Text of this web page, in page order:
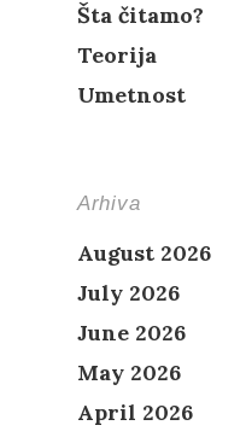
Šta čitamo?
Teorija
Umetnost
Arhiva
August 2026
July 2026
June 2026
May 2026
April 2026